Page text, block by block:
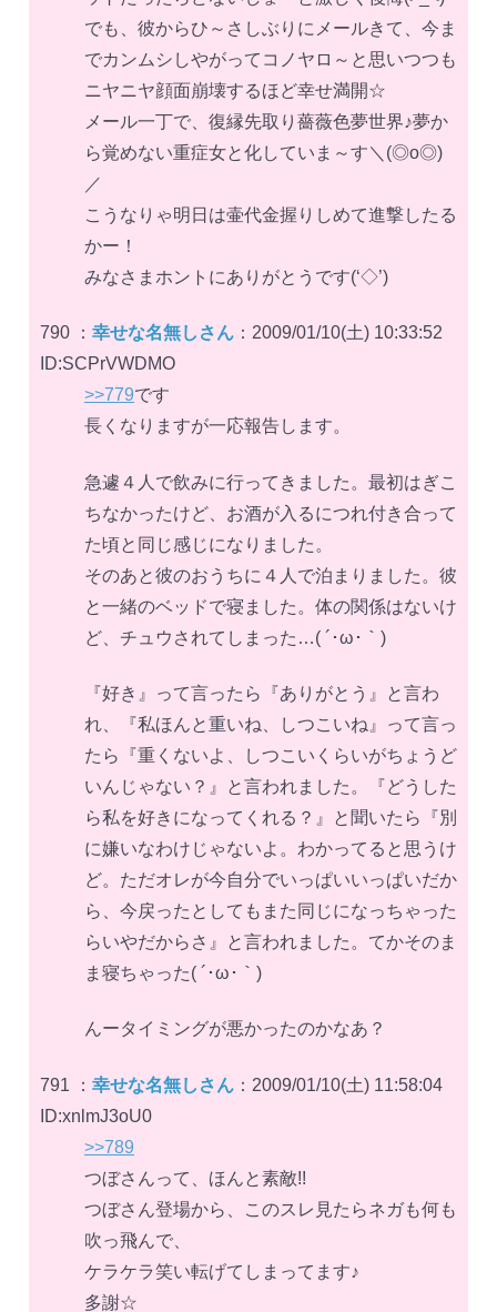
でも、彼からひ～さしぶりにメールきて、今ま
でカンムシしやがってコノヤロ～と思いつつも
ニヤニヤ顔面崩壊するほど幸せ満開☆
メール一丁で、復縁先取り薔薇色夢世界♪夢か
ら覚めない重症女と化していま～す＼(◎o◎)
／
こうなりゃ明日は壷代金握りしめて進撃したる
かー！
みなさまホントにありがとうです(‘◇’)ゞ
790 ： 幸せな名無しさん ：2009/01/10(土) 10:33:52
ID:SCPrVWDMO
>>779です
長くなりますが一応報告します。
急遽４人で飲みに行ってきました。最初はぎこ
ちなかったけど、お酒が入るにつれ付き合って
た頃と同じ感じになりました。
そのあと彼のおうちに４人で泊まりました。彼
と一緒のベッドで寝ました。体の関係はないけ
ど、チュウされてしまった…( ´･ω･｀)
『好き』って言ったら『ありがとう』と言わ
れ、『私ほんと重いね、しつこいね』って言っ
たら『重くないよ、しつこいくらいがちょうど
いんじゃない？』と言われました。『どうした
ら私を好きになってくれる？』と聞いたら『別
に嫌いなわけじゃないよ。わかってると思うけ
ど。ただオレが今自分でいっぱいいっぱいだか
ら、今戻ったとしてもまた同じになっちゃった
らいやだからさ』と言われました。てかそのま
ま寝ちゃった( ´･ω･｀)
んータイミングが悪かったのかなあ？
791 ： 幸せな名無しさん ：2009/01/10(土) 11:58:04
ID:xnlmJ3oU0
>>789
つぼさんって、ほんと素敵!!
つぼさん登場から、このスレ見たらネガも何も
吹っ飛んで、
ケラケラ笑い転げてしまってます♪
多謝☆